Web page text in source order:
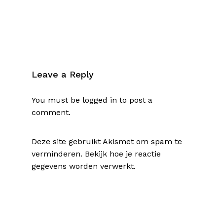
Leave a Reply
You must be logged in to post a
comment.
Deze site gebruikt Akismet om spam te
verminderen. Bekijk hoe je reactie
gegevens worden verwerkt.